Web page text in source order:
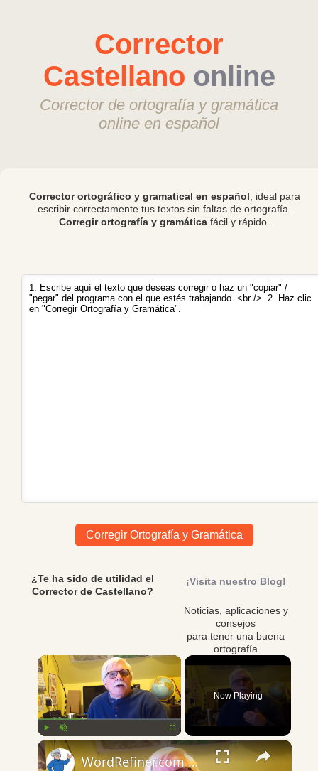
Corrector
Castellano online
Corrector de ortografía y gramática
online en español
Corrector ortográfico y gramatical en español , ideal para
escribir correctamente tus textos sin faltas de ortografía.
Corregir ortografía y gramática fácil y rápido.
¡Visita nuestro Blog!
Noticias, aplicaciones y
consejos
para tener una buena
ortografía
¿Te ha sido de utilidad el
Corrector de Castellano?
×
Play Unmute Fullscreen
Now Playing
×
WordRefiner.com Review